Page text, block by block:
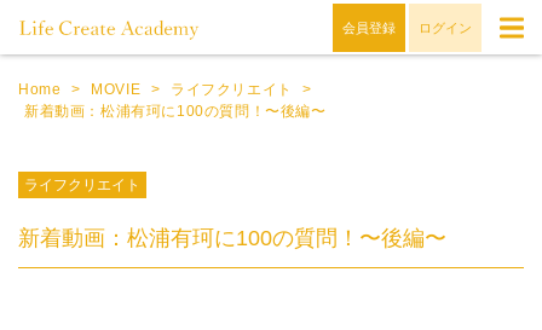
会員登録 ログイン
Home > MOVIE > ライフクリエイト
>
新着動画：松浦有珂に100の質問！〜後編〜
ライフクリエイト
新着動画：松浦有珂に100の質問！〜後編〜